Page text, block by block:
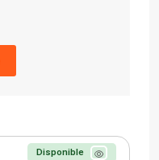
Disponible